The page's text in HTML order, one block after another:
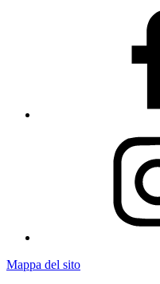
Mappa del sito